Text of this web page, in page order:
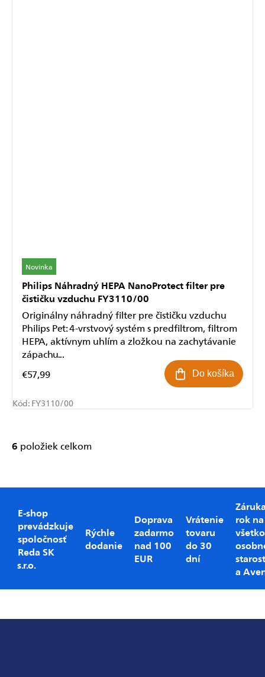
Novinka
Philips Náhradný HEPA NanoProtect filter pre
čističku vzduchu FY3110/00
€57,99 Do košíka
Originálny náhradný filter pre čističku vzduchu
Philips Pet: 4-vrstvový systém s predfiltrom, filtrom
HEPA, aktívnym uhlím a zložkou na zachytávanie
zápachu...
Kód: FY3110/00
Ovládacie
6 položiek celkom
E-shop
prevádzkuje
spoločnosť
Reda SK
s.r.o.
Rýchle
dodanie
Doprava
zadarmo
nad 100
EUR
Vrátenie
tovaru
do 30
dní
rok na
a
Odoslať